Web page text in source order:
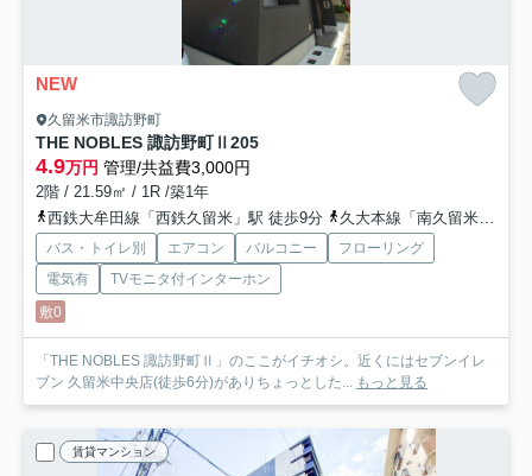
NEW
久留米市諏訪野町
THE NOBLES 諏訪野町Ⅱ 205
4.9万円 管理/共益費3,000円
2階 / 21.59㎡ / 1R /築1年
西鉄大牟田線「西鉄久留米」駅 徒歩9分
久大本線「南久留米」駅 徒歩13分
バス・トイレ別 エアコン バルコニー
フローリング
電気有
TVモニタ付インターホン
敷0
「THE NOBLES 諏訪野町Ⅱ」のここがイチオシ。近くにはセブンイレ
ブン 久留米中央店(徒歩6分)がありちょっとした... もっと見る
賃貸マンション